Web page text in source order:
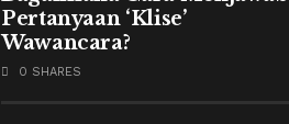
Pertanyaan ‘Klise’
Wawancara?
0 SHARES